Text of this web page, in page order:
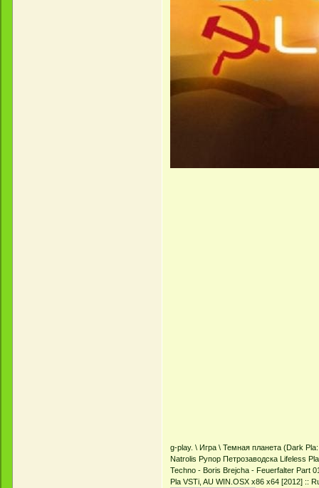
g-play. \ Игра \ Темная планета (Dark
Natrolis Рупор Петрозаводска Lifeless
Techno - Boris Brejcha - Feuerfalter Part
Pla VSTi, AU WIN.OSX x86 x64 [2012] ::